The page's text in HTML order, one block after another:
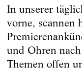
In unserer
vorne, scannen
und Ohren
Themen offen